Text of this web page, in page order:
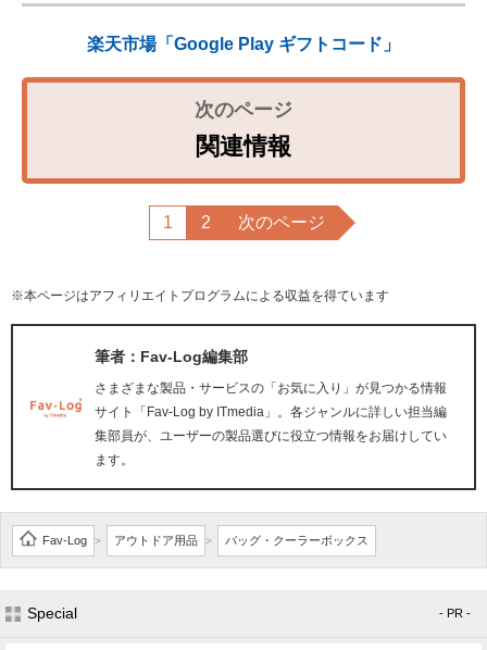
楽天市場「Google Play ギフトコード」
関連情報
1 2 次のページ
※本ページはアフィリエイトプログラムによる収益を得ています
筆者：Fav-Log編集部
さまざまな製品・サービスの「お気に入り」が見つかる情報
サイト「Fav-Log by ITmedia」。各ジャンルに詳しい担当編
集部員が、ユーザーの製品選びに役立つ情報をお届けしてい
ます。
Fav-Log > アウトドア用品 > バッグ・クーラーボックス
Special - PR -